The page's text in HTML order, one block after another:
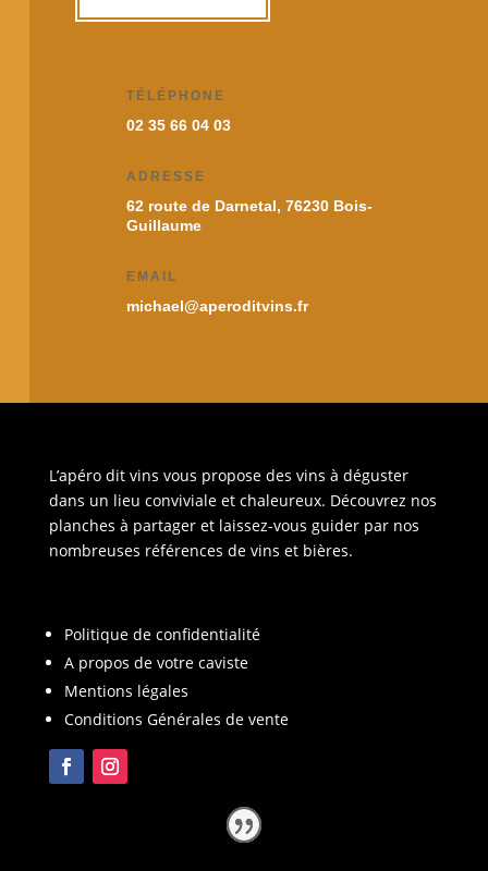
TÉLÉPHONE
02 35 66 04 03
ADRESSE
62 route de Darnetal, 76230 Bois-
Guillaume
EMAIL
michael@aperoditvins.fr
L’apéro dit vins vous propose des vins à déguster
dans un lieu conviviale et chaleureux. Découvrez nos
planches à partager et laissez-vous guider par nos
nombreuses références de vins et bières.
Politique de confidentialité
A propos de votre caviste
Mentions légales
Conditions Générales de vente